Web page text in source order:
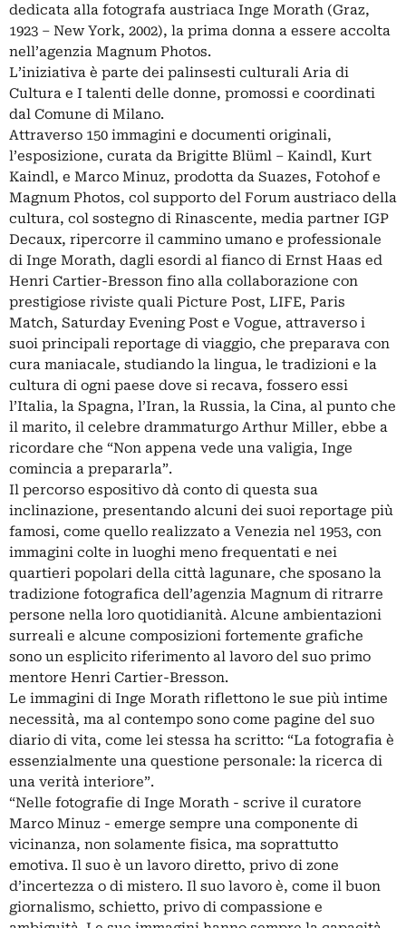
dedicata alla fotografa austriaca Inge Morath (Graz,
1923 – New York, 2002), la prima donna a essere accolta
nell’agenzia Magnum Photos.
L’iniziativa è parte dei palinsesti culturali Aria di
Cultura e I talenti delle donne, promossi e coordinati
dal Comune di Milano.
Attraverso 150 immagini e documenti originali,
l’esposizione, curata da Brigitte Blüml – Kaindl, Kurt
Kaindl, e Marco Minuz, prodotta da Suazes, Fotohof e
Magnum Photos, col supporto del Forum austriaco della
cultura, col sostegno di Rinascente, media partner IGP
Decaux, ripercorre il cammino umano e professionale
di Inge Morath, dagli esordi al fianco di Ernst Haas ed
Henri Cartier-Bresson fino alla collaborazione con
prestigiose riviste quali Picture Post, LIFE, Paris
Match, Saturday Evening Post e Vogue, attraverso i
suoi principali reportage di viaggio, che preparava con
cura maniacale, studiando la lingua, le tradizioni e la
cultura di ogni paese dove si recava, fossero essi
l’Italia, la Spagna, l’Iran, la Russia, la Cina, al punto che
il marito, il celebre drammaturgo Arthur Miller, ebbe a
ricordare che “Non appena vede una valigia, Inge
comincia a prepararla”.
Il percorso espositivo dà conto di questa sua
inclinazione, presentando alcuni dei suoi reportage più
famosi, come quello realizzato a Venezia nel 1953, con
immagini colte in luoghi meno frequentati e nei
quartieri popolari della città lagunare, che sposano la
tradizione fotografica dell’agenzia Magnum di ritrarre
persone nella loro quotidianità. Alcune ambientazioni
surreali e alcune composizioni fortemente grafiche
sono un esplicito riferimento al lavoro del suo primo
mentore Henri Cartier-Bresson.
Le immagini di Inge Morath riflettono le sue più intime
necessità, ma al contempo sono come pagine del suo
diario di vita, come lei stessa ha scritto: “La fotografia è
essenzialmente una questione personale: la ricerca di
una verità interiore”.
“Nelle fotografie di Inge Morath - scrive il curatore
Marco Minuz - emerge sempre una componente di
vicinanza, non solamente fisica, ma soprattutto
emotiva. Il suo è un lavoro diretto, privo di zone
d’incertezza o di mistero. Il suo lavoro è, come il buon
giornalismo, schietto, privo di compassione e